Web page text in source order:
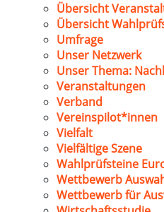
Übersicht
Übersicht
Umfrage
Unser Netzwerk
Unser Thema:
Veranstaltungen
Verband
Vereinspilot*innen
Vielfalt
Vielfältige Szene
Wahlprüfsteine
Wettbewerb
Wettbewerb für